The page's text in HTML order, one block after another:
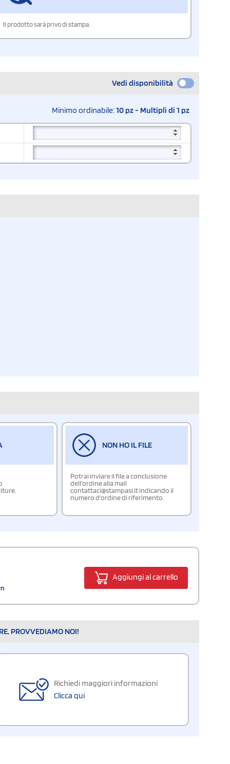
Il prodotto sarà privo di stampa.
Vedi disponibilità
Minimo ordinabile:10 pz - Multipli di 1 pz
NON HO IL FILE
Potrai inviare il file a conclusione
dell'ordine alla mail
contattaci@stampasi.it indicando il
numero d'ordine di riferimento.
Aggiungi al carrello
PROVVEDIAMO NOI!
Richiedi maggiori informazioni
Clicca qui